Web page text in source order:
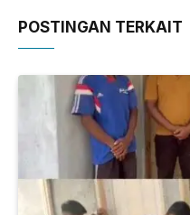
POSTINGAN TERKAIT